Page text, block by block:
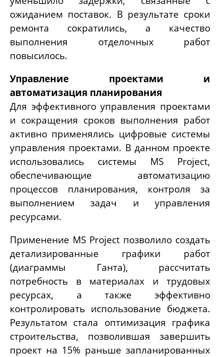
ожиданием поставок. В результате сроки
ремонта сократились, а качество
выполнения отделочных работ
повысилось.
Управление проектами и
автоматизация планирования
Для эффективного управления проектами
и сокращения сроков выполнения работ
активно применялись цифровые системы
управления проектами. В данном проекте
использовались системы MS Project,
обеспечивающие автоматизацию
процессов планирования, контроля за
выполнением задач и управления
ресурсами.
Применение MS Projectпозволило создать
детализированные графики работ
(диаграммы Ганта), рассчитать
потребность в материалах и трудовых
ресурсах, а также эффективно
контролировать использование бюджета.
Результатом стала оптимизация графика
строительства, позволившая завершить
проект на 15% раньше запланированных